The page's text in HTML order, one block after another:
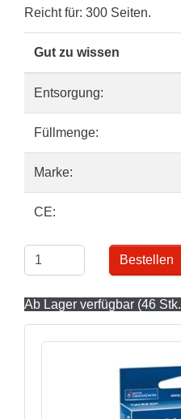
Reicht für: 300 Seiten.
Gut zu wissen
Entsorgung:
Füllmenge:
Marke:
CE:
Bestellen
Ab Lager verfügbar (46